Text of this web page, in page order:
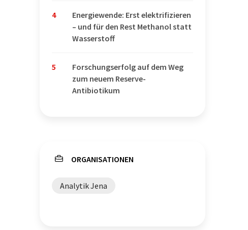
4
Energiewende: Erst elektrifizieren
– und für den Rest Methanol statt
Wasserstoff
5
Forschungserfolg auf dem Weg
zum neuem Reserve-
Antibiotikum
ORGANISATIONEN
Analytik Jena